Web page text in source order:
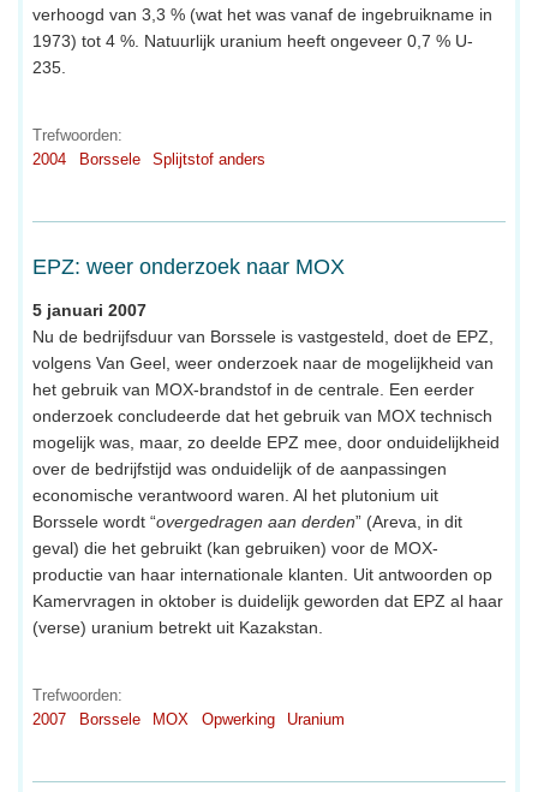
verhoogd van 3,3 % (wat het was vanaf de ingebruikname in
1973) tot 4 %. Natuurlijk uranium heeft ongeveer 0,7 % U-
235.
Trefwoorden:
2004
Borssele Splijtstof anders
EPZ: weer onderzoek naar MOX
5 januari 2007
Nu de bedrijfsduur van Borssele is vastgesteld, doet de EPZ,
volgens Van Geel, weer onderzoek naar de mogelijkheid van
het gebruik van MOX-brandstof in de centrale. Een eerder
onderzoek concludeerde dat het gebruik van MOX technisch
mogelijk was, maar, zo deelde EPZ mee, door onduidelijkheid
over de bedrijfstijd was onduidelijk of de aanpassingen
economische verantwoord waren. Al het plutonium uit
Borssele wordt “overgedragen aan derden” (Areva, in dit
geval) die het gebruikt (kan gebruiken) voor de MOX-
productie van haar internationale klanten. Uit antwoorden op
Kamervragen in oktober is duidelijk geworden dat EPZ al haar
(verse) uranium betrekt uit Kazakstan.
Trefwoorden:
2007
Borssele MOX Opwerking Uranium